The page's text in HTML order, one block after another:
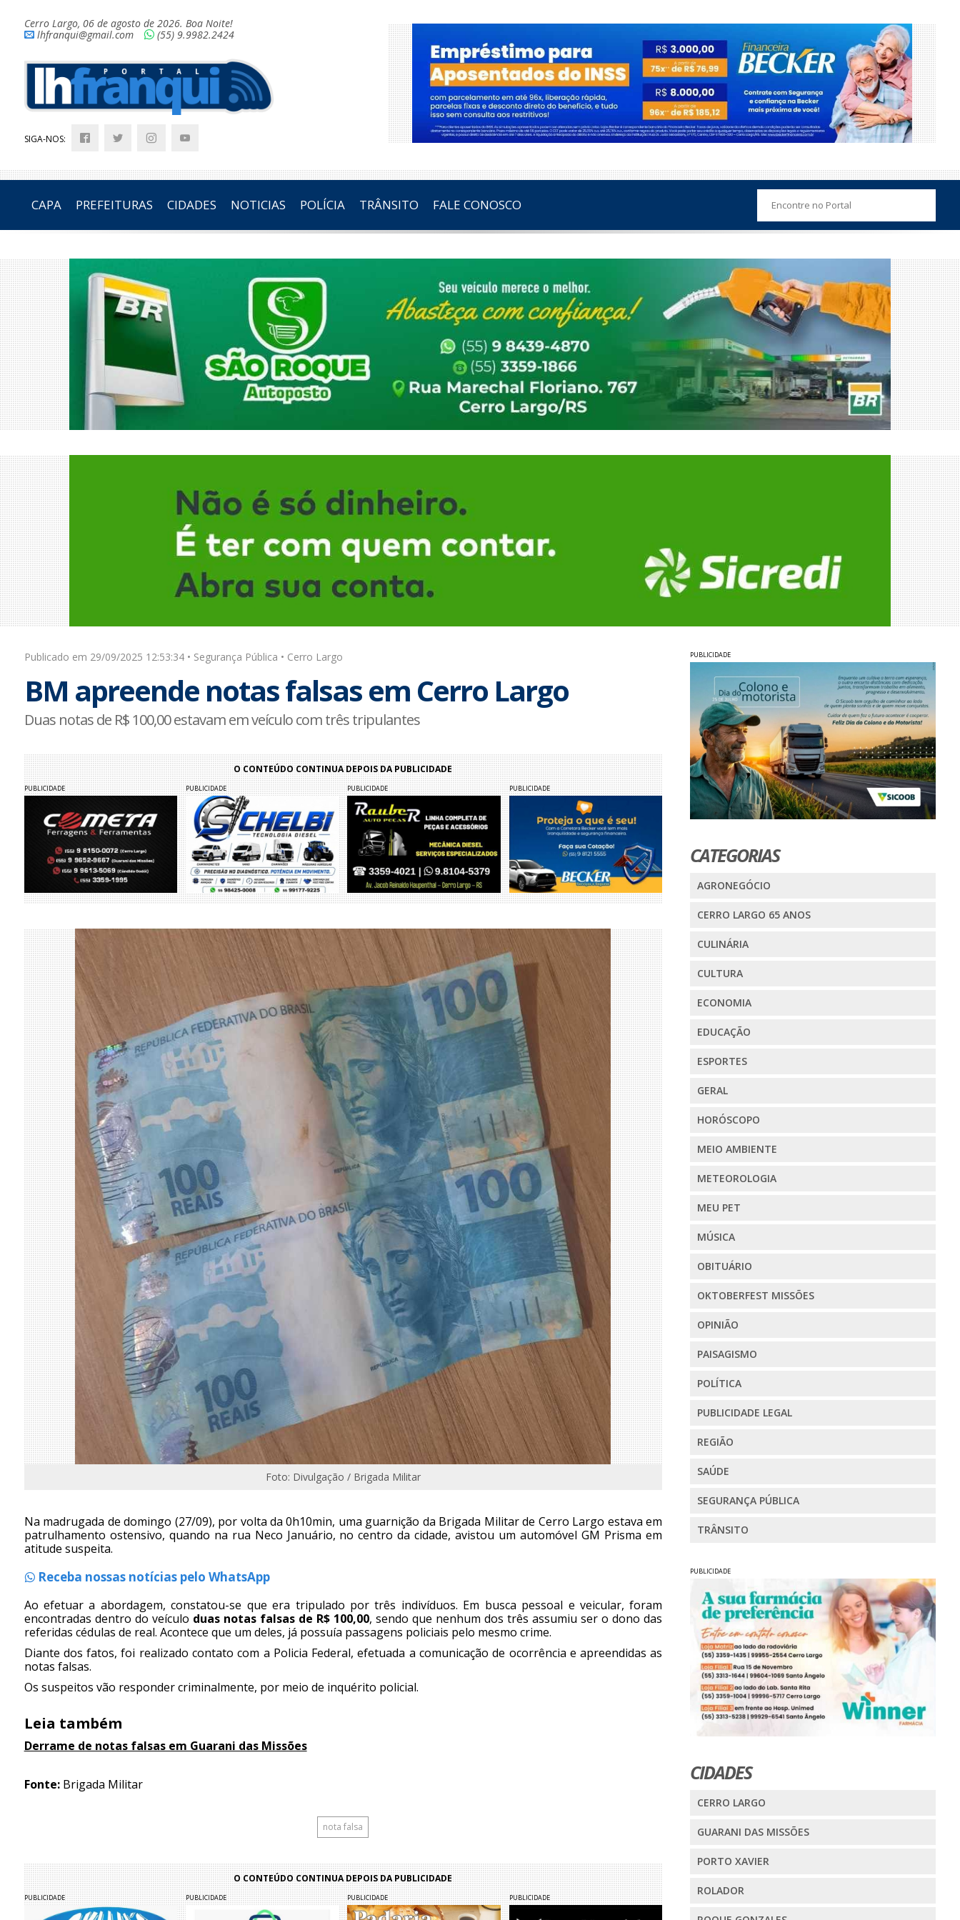
Cerro Largo, 06 de agosto de 2026. Boa Noite!
lhfranqui@gmail.com
(55) 9.9982.2424
SIGA-NOS:
CAPA PREFEITURAS CIDADES NOTICIAS POLÍCIA TRÂNSITO FALE CONOSCO
Publicado em 29/09/2025 12:53:34 • Segurança Pública • Cerro Largo
BM apreende notas falsas em Cerro Largo
Duas notas de R$ 100,00 estavam em veículo com três tripulantes
O CONTEÚDO CONTINUA DEPOIS DA PUBLICIDADE
PUBLICIDADE PUBLICIDADE PUBLICIDADE PUBLICIDADE
Foto: Divulgação / Brigada Militar
Na madrugada de domingo (27/09), por volta da 0h10min, uma guarnição da Brigada Militar de Cerro Largo estava em
patrulhamento ostensivo, quando na rua Neco Januário, no centro da cidade, avistou um automóvel GM Prisma em
atitude suspeita.
Receba nossas notícias pelo WhatsApp
Ao efetuar a abordagem, constatou-se que era tripulado por três indivíduos. Em busca pessoal e veicular, foram
encontradas dentro do veículo duas notas falsas de R$ 100,00, sendo que nenhum dos três assumiu ser o dono das
referidas cédulas de real. Acontece que um deles, já possuía passagens policiais pelo mesmo crime.
Diante dos fatos, foi realizado contato com a Policia Federal, efetuada a comunicação de ocorrência e apreendidas as
notas falsas.
Os suspeitos vão responder criminalmente, por meio de inquérito policial.
Leia também
Derrame de notas falsas em Guarani das Missões
Fonte:Brigada Militar
nota falsa
O CONTEÚDO CONTINUA DEPOIS DA PUBLICIDADE
PUBLICIDADE PUBLICIDADE PUBLICIDADE PUBLICIDADE
PUBLICIDADE
CATEGORIAS
AGRONEGÓCIO
CERRO LARGO 65 ANOS
CULINÁRIA
CULTURA
ECONOMIA
EDUCAÇÃO
ESPORTES
GERAL
HORÓSCOPO
MEIO AMBIENTE
METEOROLOGIA
MEU PET
MÚSICA
OBITUÁRIO
OKTOBERFEST MISSÕES
OPINIÃO
PAISAGISMO
POLÍTICA
PUBLICIDADE LEGAL
REGIÃO
SAÚDE
SEGURANÇA PÚBLICA
TRÂNSITO
PUBLICIDADE
CIDADES
CERRO LARGO
GUARANI DAS MISSÕES
PORTO XAVIER
ROLADOR